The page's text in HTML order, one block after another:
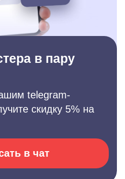
в пару
telegram-
скидку 5% на
в чат